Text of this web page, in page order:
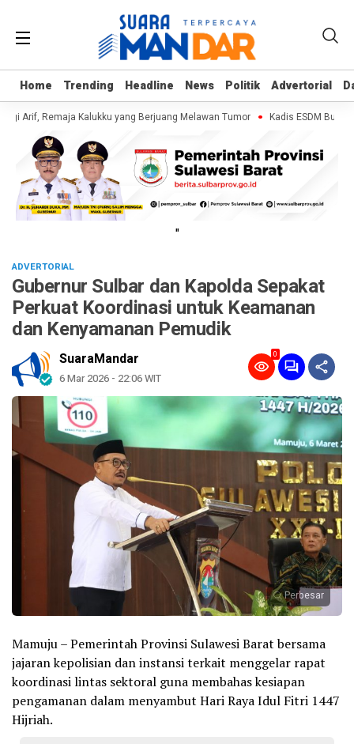
Home Trending Headline News Politik Advertorial
Home Trending Headline News Politik Advertorial
Arif, Remaja Kalukku yang Berjuang Melawan Tumor Kadis ESDM
"
ADVERTORIAL
Gubernur Sulbar dan Kapolda Sepakat
Perkuat Koordinasi untuk Keamanan
dan Kenyamanan Pemudik
SuaraMandar
6 Mar 2026 - 22:06 WIT
0
Perbesar
Mamuju – Pemerintah Provinsi Sulawesi Barat bersama
jajaran kepolisian dan instansi terkait menggelar rapat
koordinasi lintas sektoral guna membahas kesiapan
pengamanan dalam menyambut Hari Raya Idul Fitri 1447
Hijriah.